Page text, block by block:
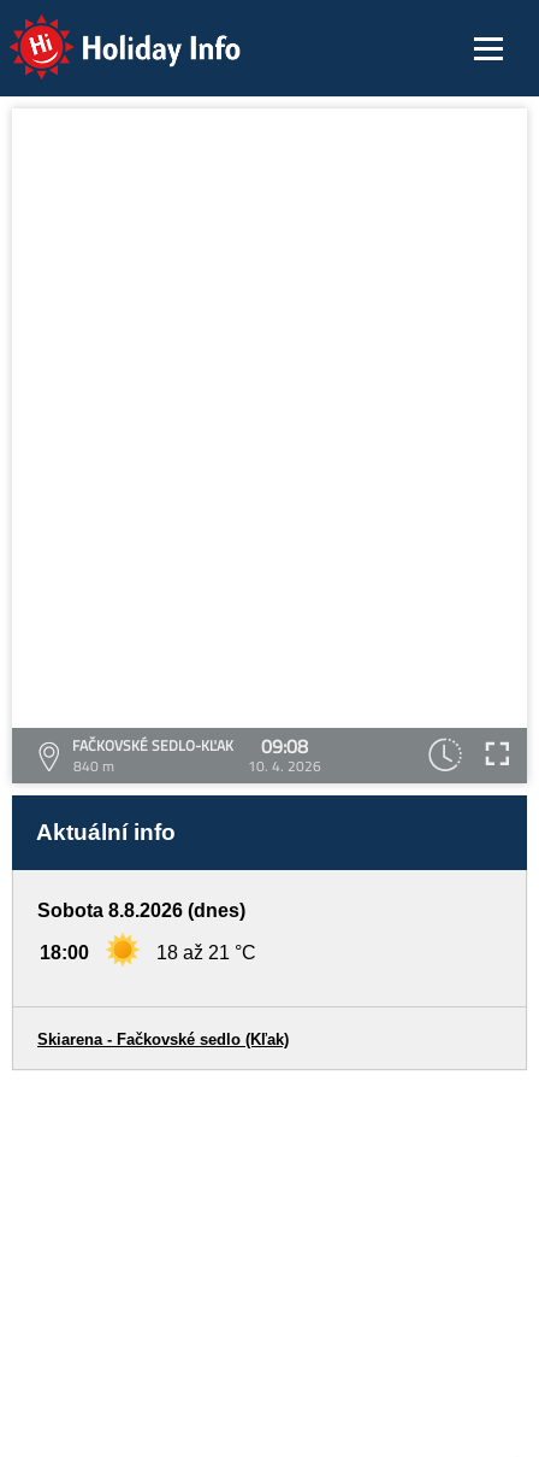
Holiday Info
FAČKOVSKÉ SEDLO-KĽAK
840 m
09:08
10. 4. 2026
Aktuální info
Sobota 8.8.2026 (dnes)
18:00 18 až 21 °C
Skiarena - Fačkovské sedlo (Kľak)